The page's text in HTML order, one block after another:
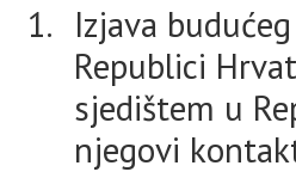
Izjava
Republici
sjedištem u
njegovi